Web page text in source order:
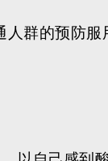
人群的预